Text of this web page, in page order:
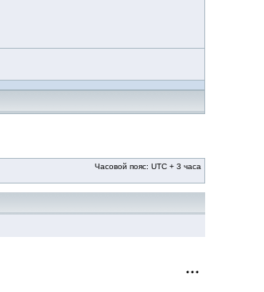
Часовой пояс: UTC + 3 часа